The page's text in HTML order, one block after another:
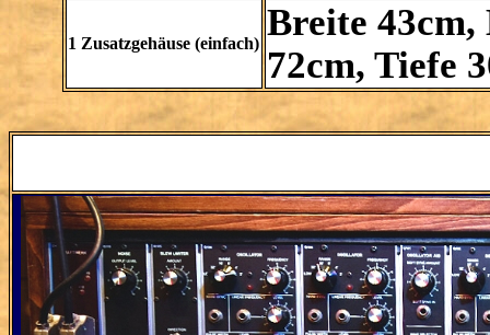
1 Zusatzgehäuse (einfach)
Breite 43cm,
72cm, Tiefe